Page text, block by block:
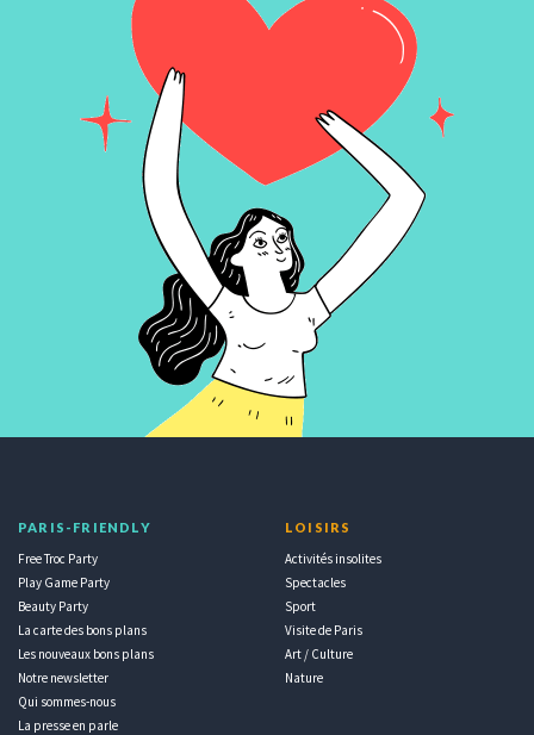
PARIS-FRIENDLY
Free Troc Party
Play Game Party
Beauty Party
La carte des bons plans
Les nouveaux bons plans
Notre newsletter
Qui sommes-nous
La presse en parle
LOISIRS
Activités insolites
Spectacles
Sport
Visite de Paris
Art / Culture
Nature